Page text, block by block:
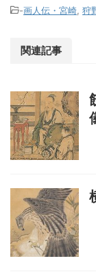
-画人伝・宮崎 狩
関連記事